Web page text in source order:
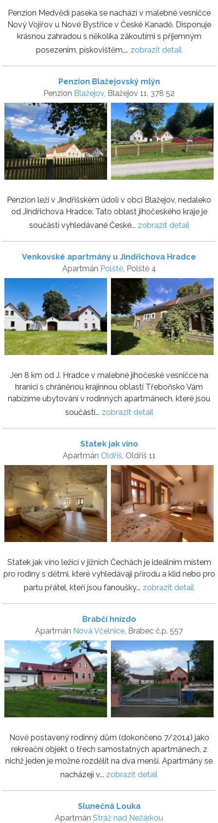
Penzion Medvědí paseka se nachází v malebné vesničce
Nový Vojířov u Nové Bystřice v České Kanadě. Disponuje
krásnou zahradou s několika zákoutími s příjemným
posezením, pískovištěm,... zobrazit detail
Penzion Blažejovský mlýn
Penzion Blažejov , Blažejov 11, 378 52
Penzion leží v Jindřišském údolí v obci Blažejov, nedaleko
od Jindřichova Hradce. Tato oblast jihočeského kraje je
součástí vyhledávané České... zobrazit detail
Venkovské apartmány u Jindřichova Hradce
Apartmán Polště, Polště 4
Jen 8 km od J. Hradce v malebné jihočeské vesničce na
hranici s chráněnou krajinnou oblastí Třeboňsko Vám
nabízíme ubytování v rodinných apartmánech, které jsou
součástí... zobrazit detail
Statek jak víno
Apartmán Oldřiš, Oldřiš 11
Statek jak víno ležící v jižních Čechách je ideálním místem
pro rodiny s dětmi, které vyhledávají přírodu a klid nebo pro
partu přátel, kteří jsou fanoušky... zobrazit detail
Brabčí hnízdo
Apartmán Nová Včelnice, Brabec č.p. 557
Nově postavený rodinný dům (dokončeno 7/2014) jako
rekreační objekt o třech samostatných apartmánech, z
nichž jeden je možné rozdělit na dva menší. Apartmány se
nacházejí v... zobrazit detail
Slunečná Louka
Apartmán Stráž nad Nežárkou